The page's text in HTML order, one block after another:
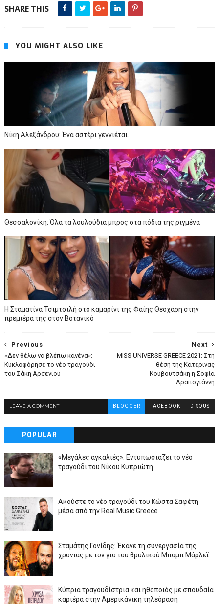
SHARE THIS
YOU MIGHT ALSO LIKE
Νίκη Αλεξάνδρου: Ένα αστέρι γεννιέται..
Θεσσαλονίκη: Όλα τα λουλούδια μπρος στα πόδια της ριγμένα
Η Σταματίνα Τσιμτσιλή στο καμαρίνι της Φαίης Θεοχάρη στην
πρεμιέρα της στον Βοτανικό
Next
MISS UNIVERSE GREECE 2021: Στη
θέση της Κατερίνας
Κουβουτσάκη η Σοφία
Αραπογιάννη
Previous
«Δεν θέλω να βλέπω κανένα»:
Κυκλοφόρησε το νέο τραγούδι
του Σάκη Αρσενίου
LEAVE A COMMENT BLOGGER FACEBOOK DISQUS
POPULAR
«Μεγάλες αγκαλιές»: Εντυπωσιάζει το νέο
τραγούδι του Νίκου Κυπριώτη
Ακούστε το νέο τραγούδι του Κώστα Σαφέτη
μέσα από την Real Music Greece
Σταμάτης Γονίδης: Έκανε τη συνεργασία της
χρονιάς με τον γιο του θρυλικού Μπομπ Μάρλεϊ
Κύπρια τραγουδίστρια και ηθοποιός με σπουδαία
καριέρα στην Αμερικάνικη τηλεόραση